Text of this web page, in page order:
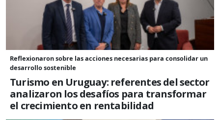
Reflexionaron sobre las acciones necesarias para consolidar un
desarrollo sostenible
Turismo en Uruguay: referentes del sector
analizaron los desafíos para transformar
el crecimiento en rentabilidad